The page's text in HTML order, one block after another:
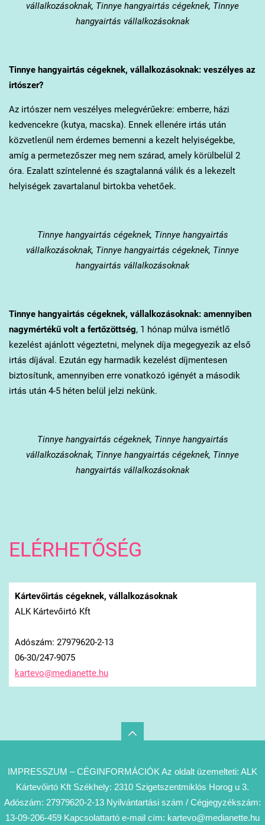
vállalkozásoknak, Tinnye hangyairtás cégeknek, Tinnye
hangyairtás vállalkozásoknak
Tinnyehangyairtás cégeknek, vállalkozásoknak: veszélyes az
irtószer?
Az irtószer nem veszélyes melegvérűekre: emberre, házi
kedvencekre (kutya, macska). Ennek ellenére irtás után
közvetlenül nem érdemes bemenni a kezelt helyiségekbe,
amíg a permetezőszer meg nem szárad, amely körülbelül 2
óra. Ezalatt színtelenné és szagtalanná válik és a lekezelt
helyiségek zavartalanul birtokba vehetőek.
Tinnyehangyairtás cégeknek, Tinnye hangyairtás
vállalkozásoknak, Tinnye hangyairtás cégeknek, Tinnye
hangyairtás vállalkozásoknak
Tinnyehangyairtás cégeknek, vállalkozásoknak: amennyiben
nagymértékű volt a fertőzöttség, 1 hónap múlva ismétlő
kezelést ajánlott végeztetni, melynek díja megegyezik az első
irtás díjával. Ezután egy harmadik kezelést díjmentesen
biztosítunk, amennyiben erre vonatkozó igényét a második
irtás után 4-5 héten belül jelzi nekünk.
Tinnyehangyairtás cégeknek, Tinnye hangyairtás
vállalkozásoknak, Tinnye hangyairtás cégeknek, Tinnye
hangyairtás vállalkozásoknak
ELÉRHETŐSÉG
Kártevőirtás cégeknek, vállalkozásoknak
ALK Kártevőirtó Kft
Adószám: 27979620-2-13
06-30/247-9075
kartevo@medianette.hu
IMPRESSZUM – CÉGINFORMÁCIÓK Az oldalt üzemelteti: ALK
Kártevőirtó Kft Székhely: 2310 Szigetszentmiklós Horog u 3.
Adószám: 27979620-2-13 Nyilvántartási szám / Cégjegyzékszám:
13-09-206-459 Kapcsolattartó e-mail cím: kartevo@medianette.hu